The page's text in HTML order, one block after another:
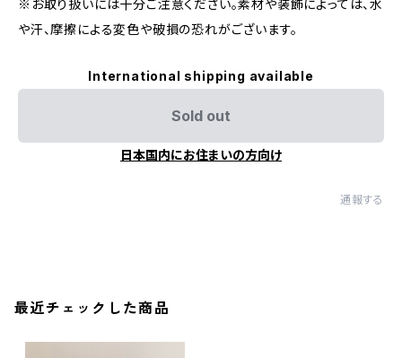
※お取り扱いには十分ご注意ください。素材や装飾によっては、水
や汗、摩擦による変色や破損の恐れがございます。
International shipping available
Sold out
日本国内にお住まいの方向け
通報する
最近チェックした商品